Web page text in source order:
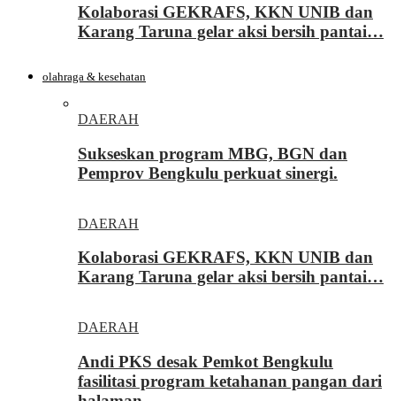
Kolaborasi GEKRAFS, KKN UNIB dan
Karang Taruna gelar aksi bersih pantai…
olahraga & kesehatan
DAERAH
Sukseskan program MBG, BGN dan
Pemprov Bengkulu perkuat sinergi.
DAERAH
Kolaborasi GEKRAFS, KKN UNIB dan
Karang Taruna gelar aksi bersih pantai…
DAERAH
Andi PKS desak Pemkot Bengkulu
fasilitasi program ketahanan pangan dari